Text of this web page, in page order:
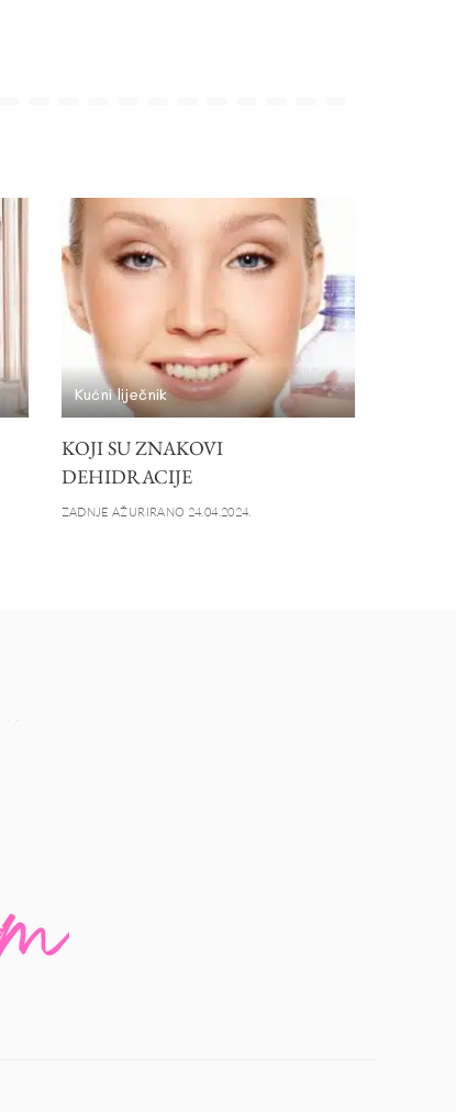
Kućni liječnik
KOJI SU ZNAKOVI
DEHIDRACIJE
ZADNJE AŽURIRANO 24.04.2024.